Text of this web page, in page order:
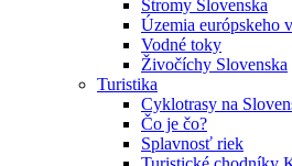
Stromy Slovenska
Územia európskeho
Vodné toky
Živočíchy Slovenska
Turistika
Cyklotrasy na
Čo je čo?
Splavnosť riek